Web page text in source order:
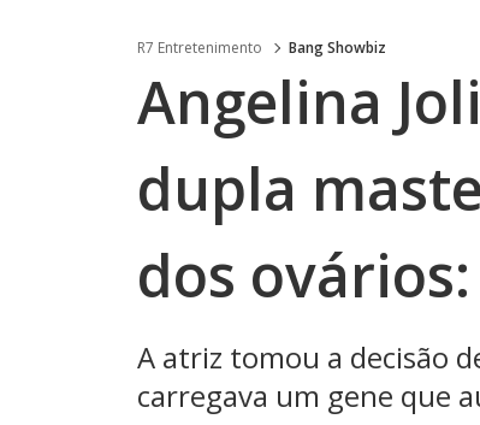
R7 Entretenimento Bang Showbiz
Angelina
dupla
dos ovários:
A atriz tomou a decisão
carregava um gene que